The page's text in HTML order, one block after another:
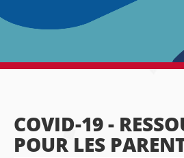
COVID-19 -
POUR LES